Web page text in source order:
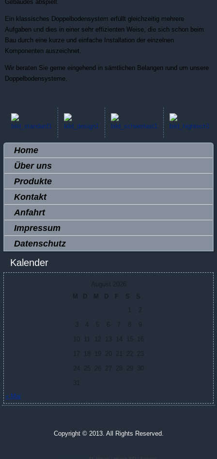
Gebäudes abspielt.
Ein klassisches Doppelbodensystem erfüllt gleichzeitig mehrere
Aufgaben und dies in einer sehr effizienten Weise, die sich schon beim
Bau durch eine kurze und einfache Installation der einzelnen
Komponenten auszeichnet.
Wir beraten Sie gerne eingehend in sämtlichen Belangen rund um unsere
Doppelbodensysteme.
Home
Über uns
Produkte
Kontakt
Anfahrt
Impressum
Datenschutz
Kalender
August 2026
M
D M D F S
S
1
2
3
5 6 7 8
9
10
11 12 13 14 15
16
17
18 19 20 21 22
23
24
25 26 27 28 29
30
31
« Mai
Copyright © 2013. All Rights Reserved.